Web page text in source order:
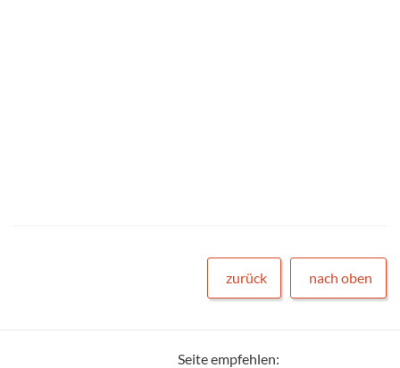
zurück nach oben
Seite empfehlen: